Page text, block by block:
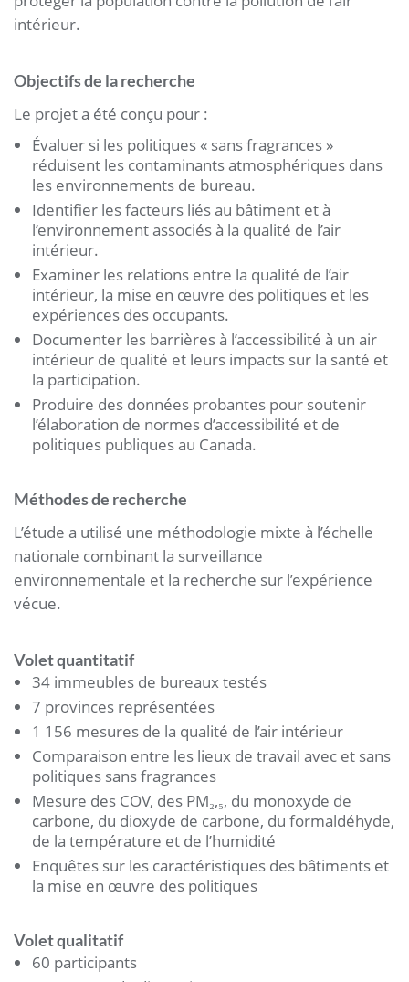
intérieur.
Objectifs de la recherche
Le projet a été conçu pour :
Évaluer si les politiques « sans fragrances »
réduisent les contaminants atmosphériques dans
les environnements de bureau.
Identifier les facteurs liés au bâtiment et à
l’environnement associés à la qualité de l’air
intérieur.
Examiner les relations entre la qualité de l’air
intérieur, la mise en œuvre des politiques et les
expériences des occupants.
Documenter les barrières à l’accessibilité à un air
intérieur de qualité et leurs impacts sur la santé et
la participation.
Produire des données probantes pour soutenir
l’élaboration de normes d’accessibilité et de
politiques publiques au Canada.
Méthodes de recherche
L’étude a utilisé une méthodologie mixte à l’échelle
nationale combinant la surveillance
environnementale et la recherche sur l’expérience
vécue.
Volet quantitatif
34 immeubles de bureaux testés
7 provinces représentées
1 156 mesures de la qualité de l’air intérieur
Comparaison entre les lieux de travail avec et sans
politiques sans fragrances
Mesure des COV, des PM₂,₅, du monoxyde de
carbone, du dioxyde de carbone, du formaldéhyde,
de la température et de l’humidité
Enquêtes sur les caractéristiques des bâtiments et
la mise en œuvre des politiques
Volet qualitatif
60 participants